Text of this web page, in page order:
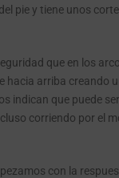
pie y tiene unos
que en los
hacia arriba creando
indican que puede
corriendo por el
con la